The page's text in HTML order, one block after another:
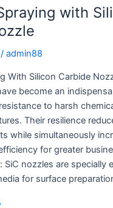
with
/admin88
With Silicon Carbide
become an
to harsh
Their resilience
while simultaneously
for greater
SiC nozzles are specially
for surface